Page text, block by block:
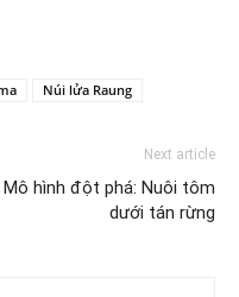
Núi lửa Raung
Next article
Mô hình đột phá: Nuôi tôm
dưới tán rừng